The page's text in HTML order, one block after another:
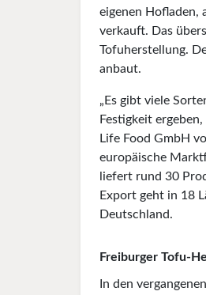
eigenen Hofladen,
verkauft. Das
Tofuherstellung.
anbaut.
„Es gibt viele
Festigkeit
Life Food GmbH
europäische
liefert rund 30
Export geht in 18
Deutschland.
Freiburger Tofu-
In den